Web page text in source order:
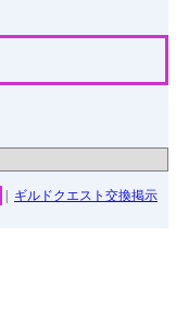
ギルドクエスト交換掲示